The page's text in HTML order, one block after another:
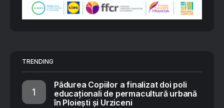
TRENDING
Pădurea Copiilor a finalizat doi poli
educaționali de permacultură urbană
în Ploiești și Urziceni